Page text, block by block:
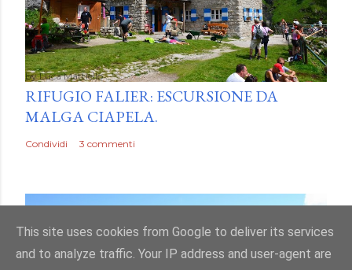
byLuca Mattiello
RIFUGIO FALIER: ESCURSIONE DA
MALGA CIAPELA.
Condividi 3 commenti
This site uses cookies from Google to deliver its services
and to analyze traffic. Your IP address and user-agent are